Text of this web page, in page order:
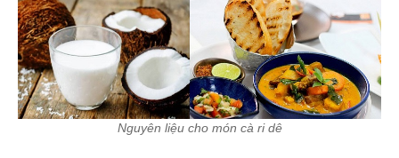
Nguyên liệu cho món cà ri dê